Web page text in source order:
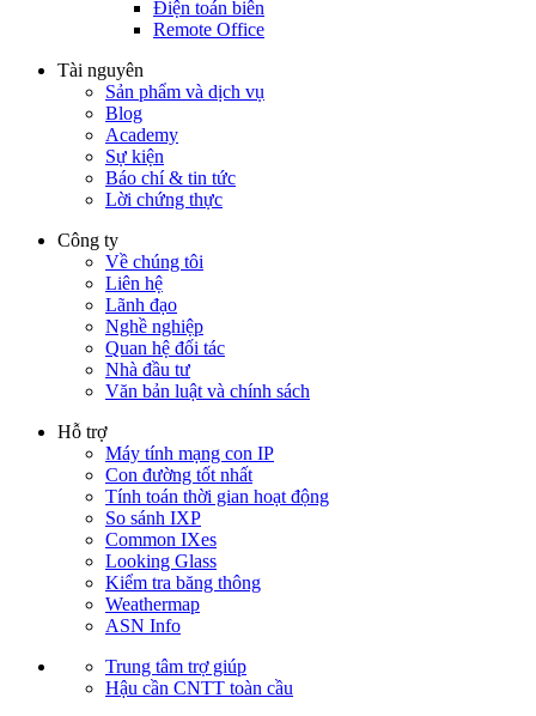
Điện toán biên
Remote Office
Tài nguyên
Sản phẩm và dịch vụ
Blog
Academy
Sự kiện
Báo chí & tin tức
Lời chứng thực
Công ty
Về chúng tôi
Liên hệ
Lãnh đạo
Nghề nghiệp
Quan hệ đối tác
Nhà đầu tư
Văn bản luật và chính sách
Hỗ trợ
Máy tính mạng con IP
Con đường tốt nhất
Tính toán thời gian hoạt động
So sánh IXP
Common IXes
Looking Glass
Kiểm tra băng thông
Weathermap
ASN Info
Trung tâm trợ giúp
Hậu cần CNTT toàn cầu